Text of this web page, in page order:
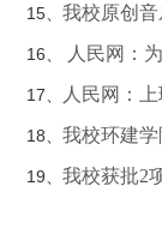
15、 我校原创
16、 人民网：
17、 人民网：
18、 我校环建
19、 我校获批2